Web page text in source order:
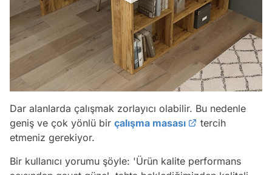
Dar alanlarda çalışmak zorlayıcı olabilir. Bu nedenle
geniş ve çok yönlü bir çalışma masası
tercih
etmeniz gerekiyor.
Bir kullanıcı yorumu şöyle: 'Ürün kalite performans